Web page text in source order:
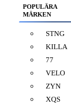
POPULÄRA
MÄRKEN
STNG
KILLA
77
VELO
ZYN
XQS